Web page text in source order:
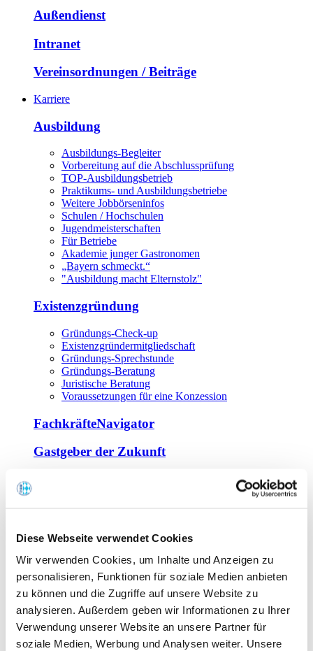
Diese Webseite verwendet Cookies
Wir verwenden Cookies, um Inhalte und Anzeigen zu
personalisieren, Funktionen für soziale Medien anbieten
zu können und die Zugriffe auf unsere Website zu
analysieren. Außerdem geben wir Informationen zu Ihrer
Verwendung unserer Website an unsere Partner für
soziale Medien, Werbung und Analysen weiter. Unsere
Außendienst
Intranet
Vereinsordnungen / Beiträge
Karriere
Ausbildung
Ausbildungs-Begleiter
Vorbereitung auf die Abschlussprüfung
TOP-Ausbildungsbetrieb
Praktikums- und Ausbildungsbetriebe
Weitere Jobbörseninfos
Schulen / Hochschulen
Jugendmeisterschaften
Für Betriebe
Akademie junger Gastronomen
„Bayern schmeckt.“
"Ausbildung macht Elternstolz"
Existenzgründung
Gründungs-Check-up
Existenzgründermitgliedschaft
Gründungs-Sprechstunde
Gründungs-Beratung
Juristische Beratung
Voraussetzungen für eine Konzession
FachkräfteNavigator
Gastgeber der Zukunft
Offene Seminare
Tagen im Palais
Wirte-und Unternehmerbrief
Lernplattform BOUNTI
Partner
Branchennahe Organisationen